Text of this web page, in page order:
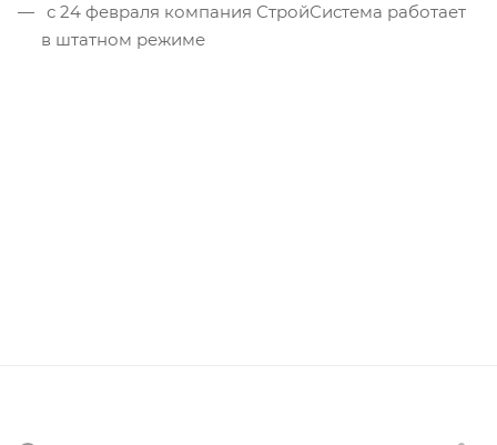
с 24 февраля компания СтройСистема работает
в штатном режиме